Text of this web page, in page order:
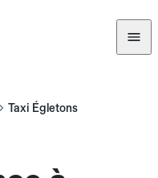
Taxi Égletons